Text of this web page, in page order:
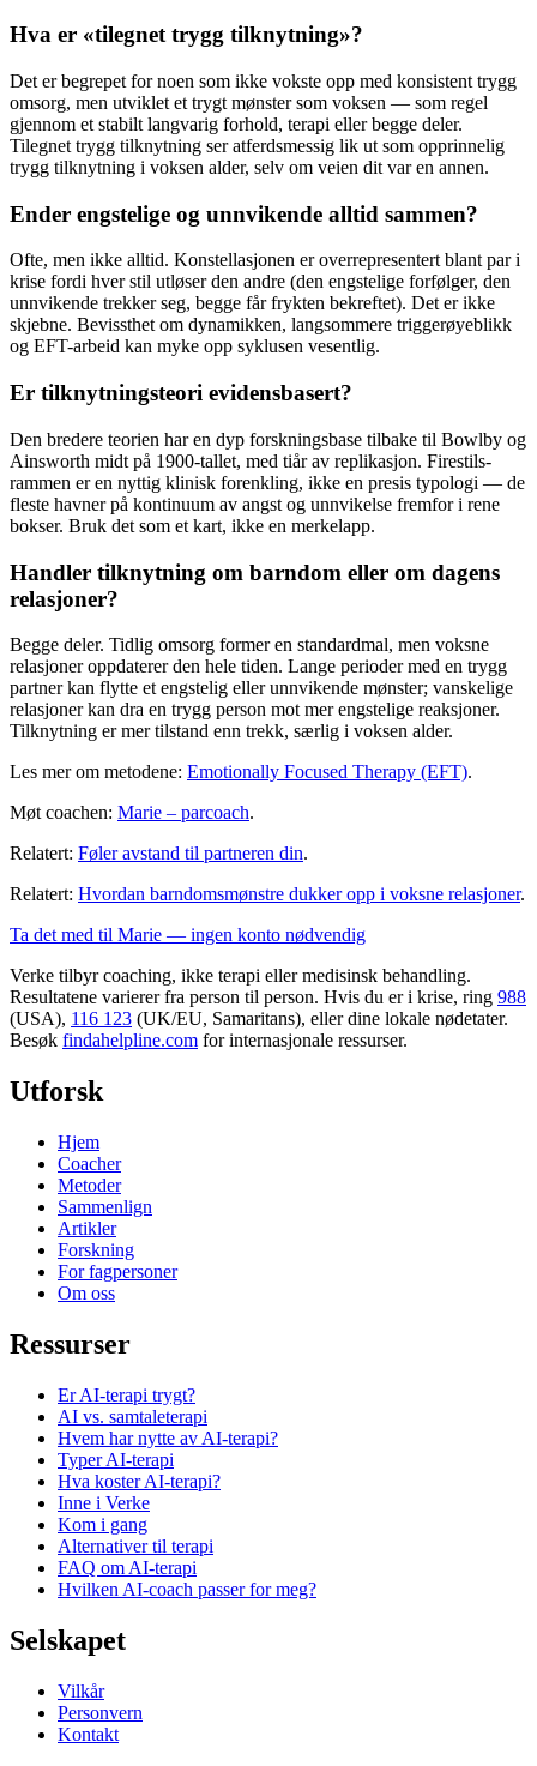
Hva er «tilegnet trygg tilknytning»?
Det er begrepet for noen som ikke vokste opp med konsistent trygg
omsorg, men utviklet et trygt mønster som voksen — som regel
gjennom et stabilt langvarig forhold, terapi eller begge deler.
Tilegnet trygg tilknytning ser atferdsmessig lik ut som opprinnelig
trygg tilknytning i voksen alder, selv om veien dit var en annen.
Ender engstelige og unnvikende alltid sammen?
Ofte, men ikke alltid. Konstellasjonen er overrepresentert blant par i
krise fordi hver stil utløser den andre (den engstelige forfølger, den
unnvikende trekker seg, begge får frykten bekreftet). Det er ikke
skjebne. Bevissthet om dynamikken, langsommere triggerøyeblikk
og EFT-arbeid kan myke opp syklusen vesentlig.
Er tilknytningsteori evidensbasert?
Den bredere teorien har en dyp forskningsbase tilbake til Bowlby og
Ainsworth midt på 1900-tallet, med tiår av replikasjon. Firestils-
rammen er en nyttig klinisk forenkling, ikke en presis typologi — de
fleste havner på kontinuum av angst og unnvikelse fremfor i rene
bokser. Bruk det som et kart, ikke en merkelapp.
Handler tilknytning om barndom eller om dagens
relasjoner?
Begge deler. Tidlig omsorg former en standardmal, men voksne
relasjoner oppdaterer den hele tiden. Lange perioder med en trygg
partner kan flytte et engstelig eller unnvikende mønster; vanskelige
relasjoner kan dra en trygg person mot mer engstelige reaksjoner.
Tilknytning er mer tilstand enn trekk, særlig i voksen alder.
Les mer om metodene: Emotionally Focused Therapy (EFT).
Møt coachen: Marie – parcoach.
Relatert: Føler avstand til partneren din.
Relatert: Hvordan barndomsmønstre dukker opp i voksne relasjoner.
Ta det med til Marie — ingen konto nødvendig
Verke tilbyr coaching, ikke terapi eller medisinsk behandling.
Resultatene varierer fra person til person. Hvis du er i krise, ring 988
(USA), 116 123 (UK/EU, Samaritans), eller dine lokale nødetater.
Besøk findahelpline.com for internasjonale ressurser.
Utforsk
Hjem
Coacher
Metoder
Sammenlign
Artikler
Forskning
For fagpersoner
Om oss
Ressurser
Er AI-terapi trygt?
AI vs. samtaleterapi
Hvem har nytte av AI-terapi?
Typer AI-terapi
Hva koster AI-terapi?
Inne i Verke
Kom i gang
Alternativer til terapi
FAQ om AI-terapi
Hvilken AI-coach passer for meg?
Selskapet
Vilkår
Personvern
Kontakt